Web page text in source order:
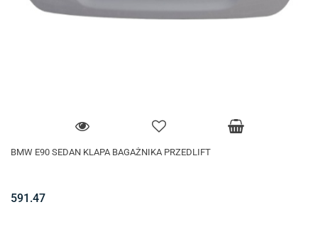
BMW E90 SEDAN KLAPA BAGAŻNIKA PRZEDLIFT
591.47